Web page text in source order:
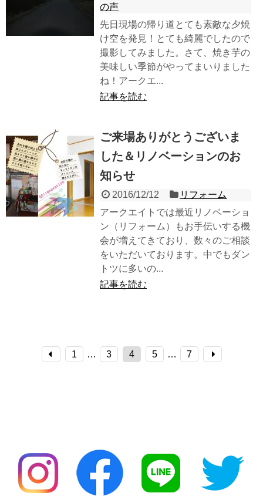
の声
先日現場の帰り道とても素敵な夕焼
け空を発見！とても綺麗でしたので
撮影してみました。さて、焼き芋の
美味しい季節がやってまいりました
ね！アークエ...
記事を読む
ご来場ありがとうございま
した＆リノベーションのお
知らせ
2016/12/12
リフォーム
アークエイトでは最近リノベーショ
ン（リフォーム）もお手伝いする機
会が増えてきており、数々のご相談
をいただいております。中でもダン
トツに多いの...
記事を読む
1 … 3 4 5 … 7